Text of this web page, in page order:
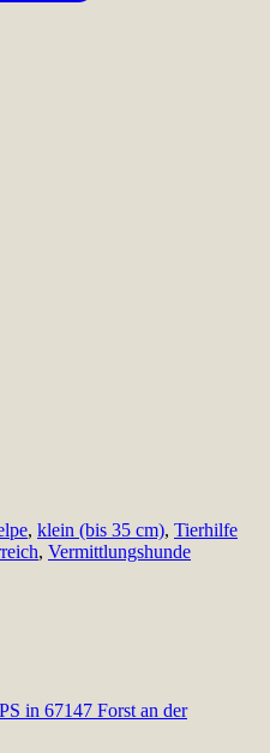
, klein (bis 35 cm), Tierhilfe
, Vermittlungshunde
in 67147 Forst an der